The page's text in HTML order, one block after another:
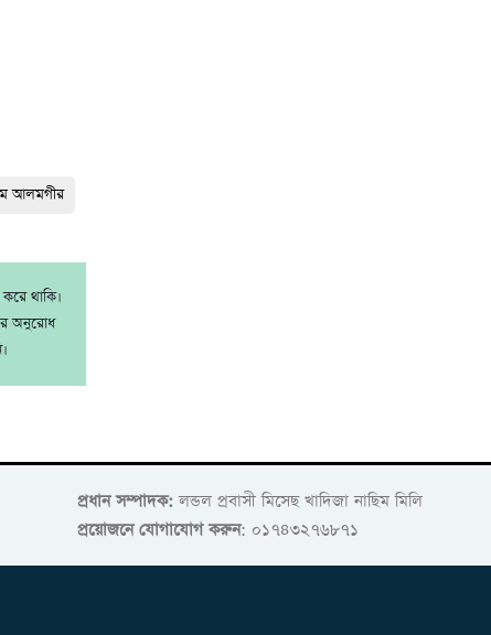
আলমগীর
থাকি।
অনুরোধ
প্রধান সম্পাদক: লন্ডল প্রবাসী মিসেছ খাদিজা নাছিম মিলি
প্রয়োজনে যোগাযোগ করুন: ০১৭৪৩২৭৬৮৭১